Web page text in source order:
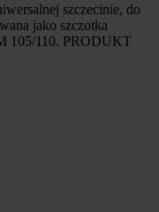
szczecinie, do
jako szczotka
105/110. PRODUKT